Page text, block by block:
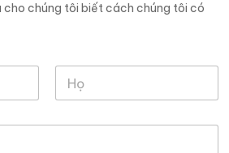
cho chúng tôi biết cách chúng tôi có